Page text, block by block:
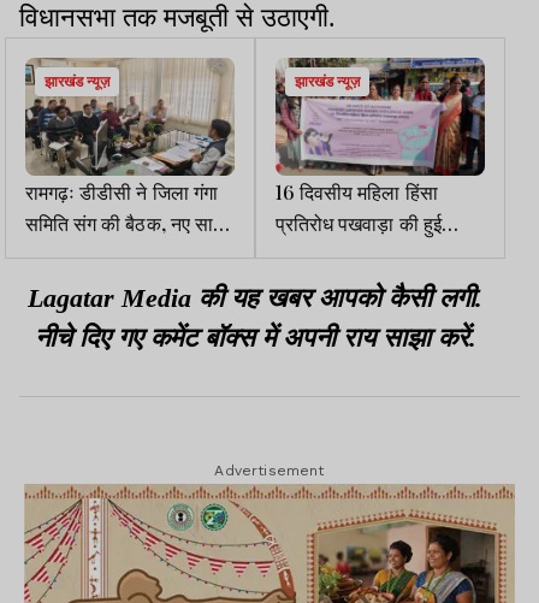
विधानसभा तक मजबूती से उठाएगी.
झारखंड न्यूज़
रामगढ़ः डीडीसी ने जिला गंगा
समिति संग की बैठक, नए साल
की तैयारी में जुटने का निर्देश
झारखंड न्यूज़
16 दिवसीय महिला हिंसा
प्रतिरोध पखवाड़ा की हुई
शुरुआत, रांची में शांति मार्च
Lagatar Media की यह खबर आपको कैसी लगी.
नीचे दिए गए कमेंट बॉक्स में अपनी राय साझा करें.
Advertisement